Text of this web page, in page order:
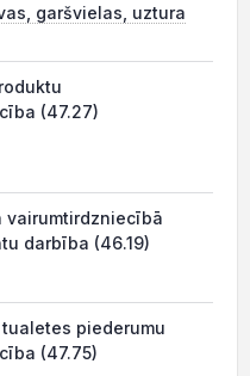
garšvielas, uztura
(47.27)
vairumtirdzniecībā
darbība (46.19)
piederumu
(47.75)